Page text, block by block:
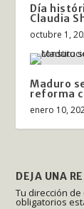
Día
Claudia
octubre 1,
Maduro
reforma
enero 10,
DEJA UNA
Tu dirección
obligatorios